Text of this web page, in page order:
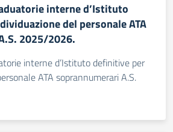
interne d’Istituto
del personale ATA
2025/2026.
interne d’Istituto definitive per
ATA soprannumerari A.S.